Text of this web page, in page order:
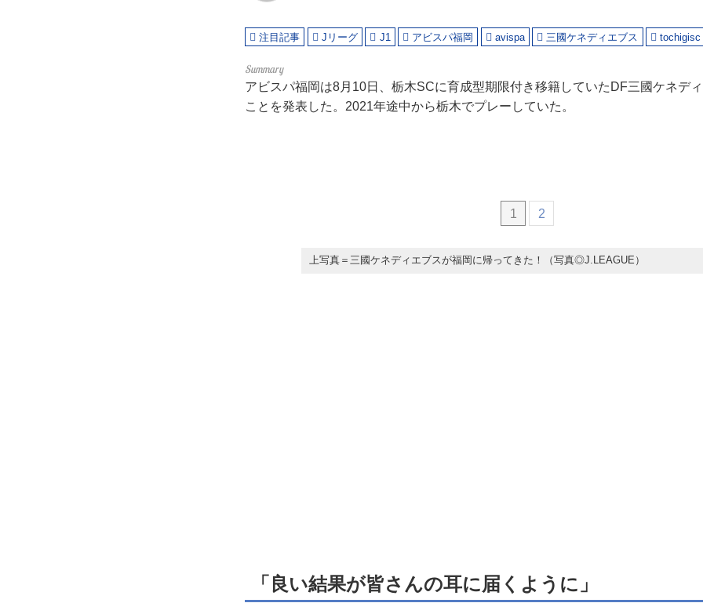
注目記事 Jリーグ J1 アビスパ福岡 avispa 三國ケネディエブス tochigisc
アビスパ福岡は8月10日、栃木SCに育成型期限付き移籍していたDF三國ケネデ
ことを発表した。2021年途中から栃木でプレーしていた。
1 2
上写真＝三國ケネディエブスが福岡に帰ってきた！（写真◎J.LEAGUE）
「良い結果が皆さんの耳に届くように」